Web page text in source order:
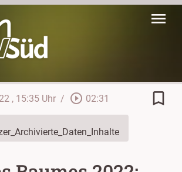
menu
, 15:35 Uhr / play_circle_outline 02:31
bookmark_border